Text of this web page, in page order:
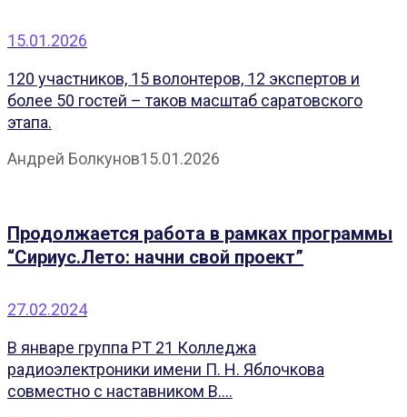
15.01.2026
120 участников, 15 волонтеров, 12 экспертов и
более 50 гостей – таков масштаб саратовского
этапа.
Андрей Болкунов15.01.2026
Продолжается работа в рамках программы
“Сириус.Лето: начни свой проект”
27.02.2024
В январе группа РТ 21 Колледжа
радиоэлектроники имени П. Н. Яблочкова
совместно с наставником В....